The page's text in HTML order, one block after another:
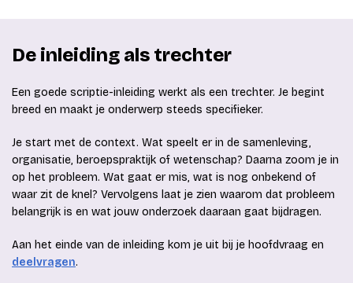
De inleiding als trechter
Een goede scriptie-inleiding werkt als een trechter. Je begint
breed en maakt je onderwerp steeds specifieker.
Je start met de context. Wat speelt er in de samenleving,
organisatie, beroepspraktijk of wetenschap? Daarna zoom je in
op het probleem. Wat gaat er mis, wat is nog onbekend of
waar zit de knel? Vervolgens laat je zien waarom dat probleem
belangrijk is en wat jouw onderzoek daaraan gaat bijdragen.
Aan het einde van de inleiding kom je uit bij je hoofdvraag en
deelvragen.